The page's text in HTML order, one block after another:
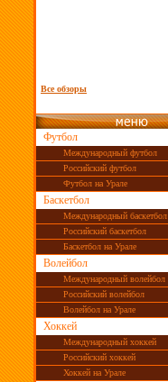
Все обзоры
Футбол
Международный футбол
Российский футбол
Футбол на Урале
Баскетбол
Международный баскетбол
Российский баскетбол
Баскетбол на Урале
Волейбол
Международный волейбол
Российский волейбол
Волейбол на Урале
Хоккей
Международный хоккей
Российский хоккей
Хоккей на Урале